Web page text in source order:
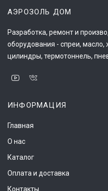
АЭРОЗОЛЬ ДОМ
Разработка, ремонт и
оборудования - спреи, масло,
цилиндры, термотоннель,
ИНФОРМАЦИЯ
Главная
О нас
Каталог
Оплата и доставка
Контакты